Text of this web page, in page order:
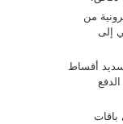
من
إلى
أقساط
باقات